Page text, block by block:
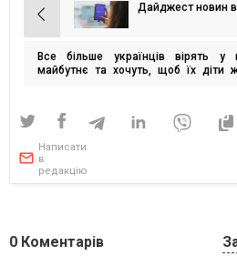
Навігація
записів
Дайджест новин
Все більше українців вірять у
майбутнє та хочуть, щоб їх діти
Написати
в
редакцію
0 Коментарів